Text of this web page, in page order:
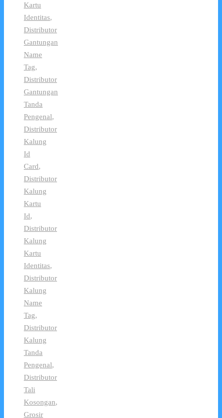
Kartu
Identitas,
Distributor
Gantungan
Name
Tag,
Distributor
Gantungan
Tanda
Pengenal,
Distributor
Kalung
Id
Card,
Distributor
Kalung
Kartu
Id,
Distributor
Kalung
Kartu
Identitas,
Distributor
Kalung
Name
Tag,
Distributor
Kalung
Tanda
Pengenal,
Distributor
Tali
Kosongan,
Grosir